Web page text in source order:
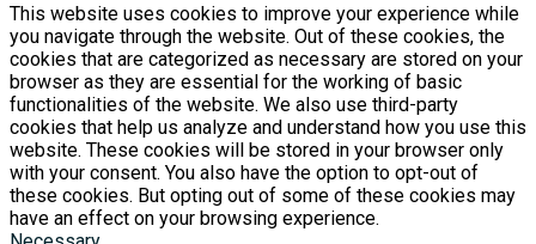
This website uses cookies to improve your experience while
you navigate through the website. Out of these cookies, the
cookies that are categorized as necessary are stored on your
browser as they are essential for the working of basic
functionalities of the website. We also use third-party
cookies that help us analyze and understand how you use this
website. These cookies will be stored in your browser only
with your consent. You also have the option to opt-out of
these cookies. But opting out of some of these cookies may
have an effect on your browsing experience.